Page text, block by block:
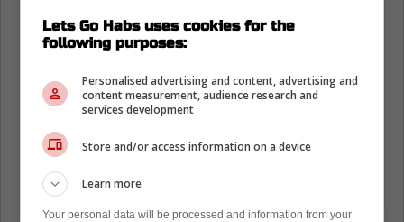
Lets Go Habs uses cookies for the
following purposes:
Personalised advertising and content, advertising and
content measurement, audience research and
services development
Store and/or access information on a device
Learn more
Your personal data will be processed and information from your